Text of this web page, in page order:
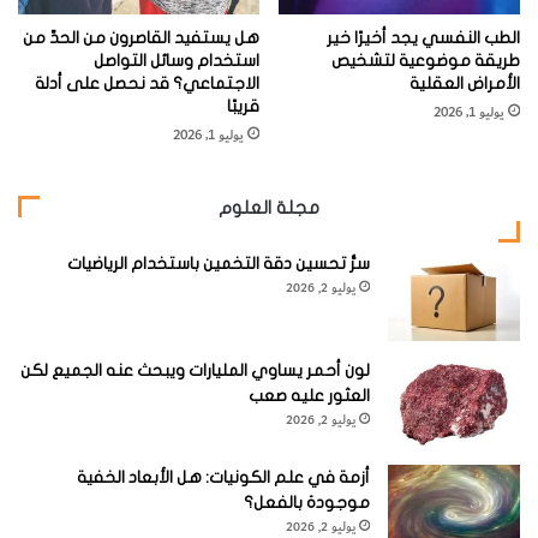
الحقيقة يعملون الآن ضمن إطار نظري هو في معظمه من
صنع <سسكند>. إلاّ أن أمرا طريفا استجد على الطريق.
ف<سسكند> يتساءل الآن عما إذا كان فهم الحقيقة هو
ويساور <سسكند> القلق بأن الحقيقة قد تتجاوز قدرتنا
هذا التحفظ. ففي العشرينات والثلاثينات من القرن
الماضي انقسم مؤسسو الميكانيك الكمومي (من علماء
الفيزياء) إلى معسكرين: الواقعيين واللاواقعيين. وكان
<A. آينشتاين> وغيره من الواقعيين يرون أن هدف
الفيزياء كله هو التوصل إلى نوع من الصورة الذهنية، مهما
كانت غير مكتملة، حول الحقيقة الموضوعية. وكان
اللاواقعيون مثل <N. بوهر> يقولون إن الصور الذهنية
تحمل في طياتها بعض المخاطر؛ فعلى العلماء أن يحصروا
الطب النفسي يجد أخيرًا خير
طريقة موضوعية لتشخيص
الأمراض العقلية
يوليو 1, 2026
هل يستفيد القاصرون من الحدِّ من
استخدام وسائل التواصل
الاجتماعي؟ قد نحصل على أدلة
قريبًا
يوليو 1, 2026
مجلة العلوم
سرُّ تحسين دقة التخمين باستخدام الرياضيات
يوليو 2, 2026
لون أحمر يساوي المليارات ويبحث عنه الجميع لكن
العثور عليه صعب
يوليو 2, 2026
أزمة في علم الكونيات: هل الأبعاد الخفية
موجودة بالفعل؟
يوليو 2, 2026